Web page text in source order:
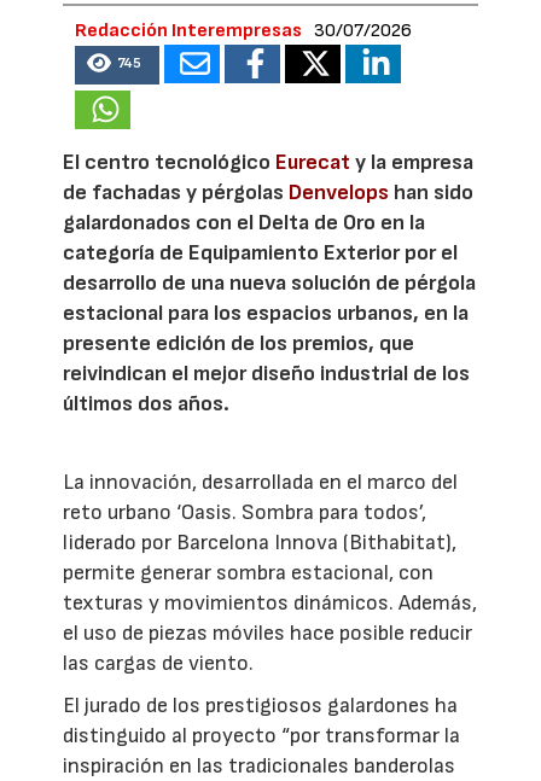
Redacción Interempresas 30/07/2026
745
El centro tecnológico Eurecat y la empresa
de fachadas y pérgolas Denvelops han sido
galardonados con el Delta de Oro en la
categoría de Equipamiento Exterior por el
desarrollo de una nueva solución de pérgola
estacional para los espacios urbanos, en la
presente edición de los premios, que
reivindican el mejor diseño industrial de los
últimos dos años.
La innovación, desarrollada en el marco del
reto urbano ‘Oasis. Sombra para todos’,
liderado por Barcelona Innova (Bithabitat),
permite generar sombra estacional, con
texturas y movimientos dinámicos. Además,
el uso de piezas móviles hace posible reducir
las cargas de viento.
El jurado de los prestigiosos galardones ha
distinguido al proyecto “por transformar la
inspiración en las tradicionales banderolas